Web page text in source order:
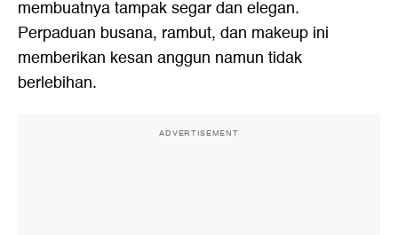
membuatnya tampak segar dan elegan.
Perpaduan busana, rambut, dan makeup ini
memberikan kesan anggun namun tidak
berlebihan.
ADVERTISEMENT